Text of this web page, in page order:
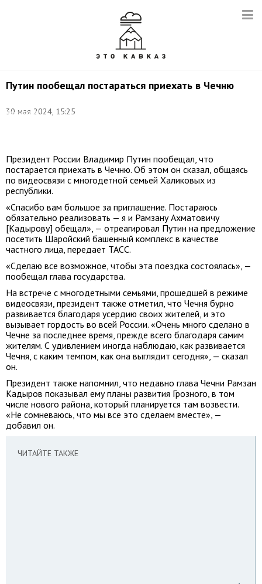
Путин пообещал постараться приехать в Чечню
30 мая 2024, 15:25
Александр
Президент России Владимир Путин пообещал, что
постарается приехать в Чечню. Об этом он сказал, общаясь
по видеосвязи с многодетной семьей Халиковых из
республики.
«Спасибо вам большое за приглашение. Постараюсь
обязательно реализовать — я и Рамзану Ахматовичу
[Кадырову] обещал», — отреагировал Путин на предложение
посетить Шаройский башенный комплекс в качестве
частного лица, передает ТАСС.
«Сделаю все возможное, чтобы эта поездка состоялась», —
пообещал глава государства.
На встрече с многодетными семьями, прошедшей в режиме
видеосвязи, президент также отметил, что Чечня бурно
развивается благодаря усердию своих жителей, и это
вызывает гордость во всей России. «Очень много сделано в
Чечне за последнее время, прежде всего благодаря самим
жителям. С удивлением иногда наблюдаю, как развивается
Чечня, с каким темпом, как она выглядит сегодня», — сказал
он.
Президент также напомнил, что недавно глава Чечни Рамзан
Кадыров показывал ему планы развития Грозного, в том
числе нового района, который планируется там возвести.
«Не сомневаюсь, что мы все это сделаем вместе», —
добавил он.
ЧИТАЙТЕ ТАКЖЕ